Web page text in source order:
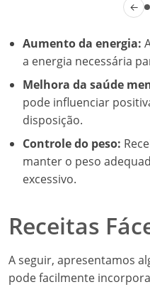
←
Aumento da energia:
a energia necessária
Melhora da saúde
pode influenciar
disposição.
Controle do peso:
manter o peso
excessivo.
Receitas
A seguir, apresentamos
pode facilmente